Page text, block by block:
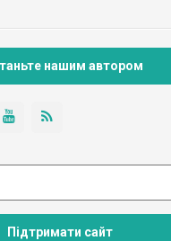
нашим автором
Підтримати сайт